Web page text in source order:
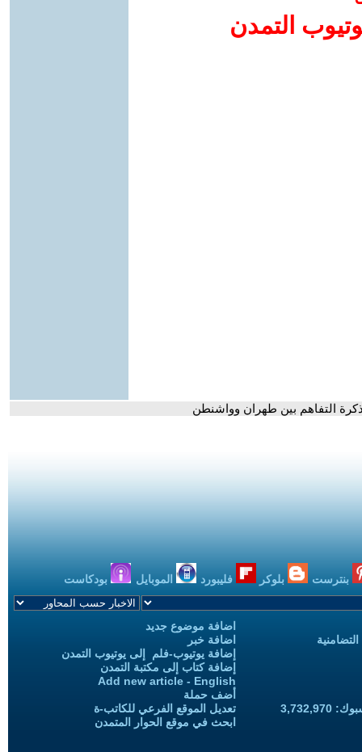
التمدن
التفاهم بين طهران وواشنطن
بنترست بلوكر فليبورد الموبايل بودكاست
اضافة موضوع جديد
اضافة خبر
إضافة يوتيوب-فلم إلى يوتيوب التمدن
إضافة كتاب إلى مكتبة التمدن
Add new article - English
أضف حملة
تعديل الموقع الفرعي للكاتب-ة
ابحث في موقع الحوار المتمدن